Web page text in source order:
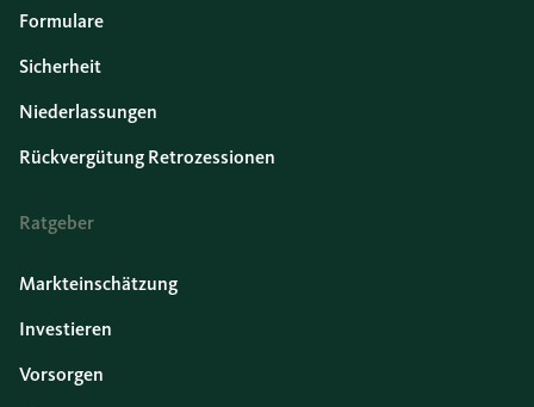
Formulare
Sicherheit
Niederlassungen
Rückvergütung Retrozessionen
Ratgeber
Markteinschätzung
Investieren
Vorsorgen